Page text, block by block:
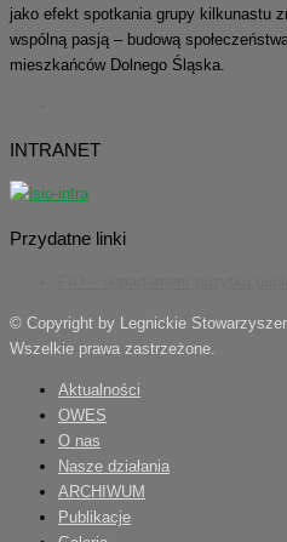
jako efekt spotkania grupy kilkunastu
wspólną pasją – budową
mieszkańców Dolnego Śląska.
INTRANET
Przydatne linki
© Copyright by Legnickie
Wszelkie prawa zastrzeżone.
Aktualności
OWES
O nas
Nasze działania
ARCHIWUM
Publikacje